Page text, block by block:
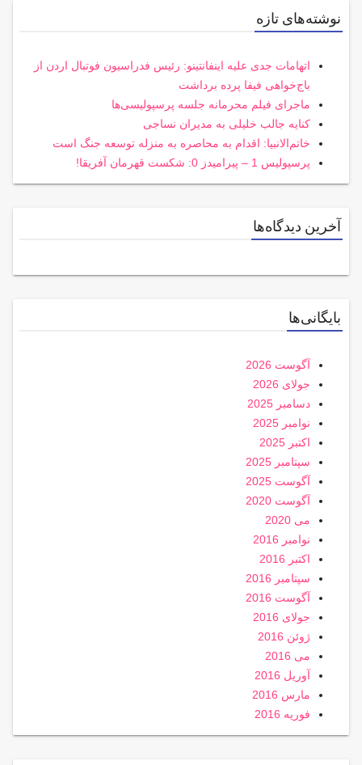
نوشته‌های تازه
اتهامات جدی علیه اینفانتینو: رئیس فدراسیون فوتبال اردن از
باج‌خواهی فیفا پرده برداشت
ماجرای فیلم محرمانه جلسه پرسپولیسی‌ها
کنایه جالب خلیلی به مدیران نساجی
خاتم‌الانبیا: اقدام به محاصره به منزله توسعه جنگ است
پرسپولیس 1 – پیرامیدز 0: شکست قهرمان آفریقا!
آخرین دیدگاه‌ها
بایگانی‌ها
آگوست 2026
جولای 2026
دسامبر 2025
نوامبر 2025
اکتبر 2025
سپتامبر 2025
آگوست 2025
آگوست 2020
می 2020
نوامبر 2016
اکتبر 2016
سپتامبر 2016
آگوست 2016
جولای 2016
ژوئن 2016
می 2016
آوریل 2016
مارس 2016
فوریه 2016